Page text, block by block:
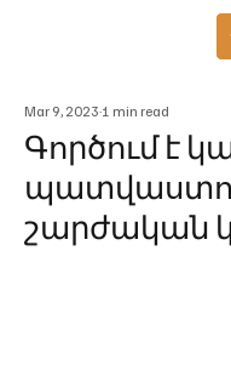
Գործում է
շարժական
Mar 9, 2023 1 min read